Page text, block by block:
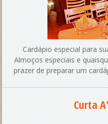
Cardápio especial para
Almoços especiais e
prazer de preparar um
Curta